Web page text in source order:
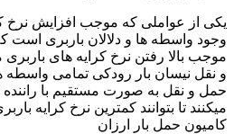
یکی از عواملی که موجب افزایش نرخ
وجود واسطه ها و دلالان باربری است
موجب بالا رفتن نرخ کرایه های
و نقل نیسان بار رودکی تمامی
حمل و نقل به صورت مستقیم با راننده
میکنند تا بتوانند کمترین نرخ کرایه
کامیون حمل بار ارزان